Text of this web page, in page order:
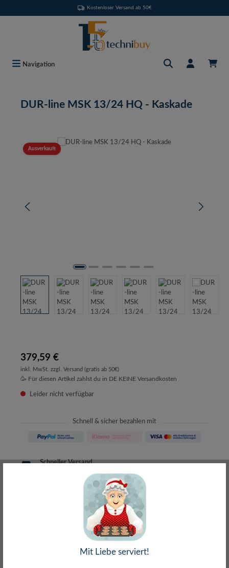
Kostenloser Versand ab 50€
Navigation
DUR-line MSK 13/24 HQ - Kaskade
Bildergalerie überspringen
Ausverkauft
379,59 €
inkl. MwSt. zzgl. Versand (gratis ab 50€)
🥳 Für diesen Artikel zahlst du in DE KEINE Versandkosten
Leider nicht verfügbar
Schnell & sicher bezahlen mit
Schneller Versand
30 Tage Rückgaberecht
ohne Risiko bestellen
– Frag den Profi!
kostenlos und persönlich
Über 20+ Jahre Erfahrung
wir wissen von was wir sprechen
Mit Liebe serviert!